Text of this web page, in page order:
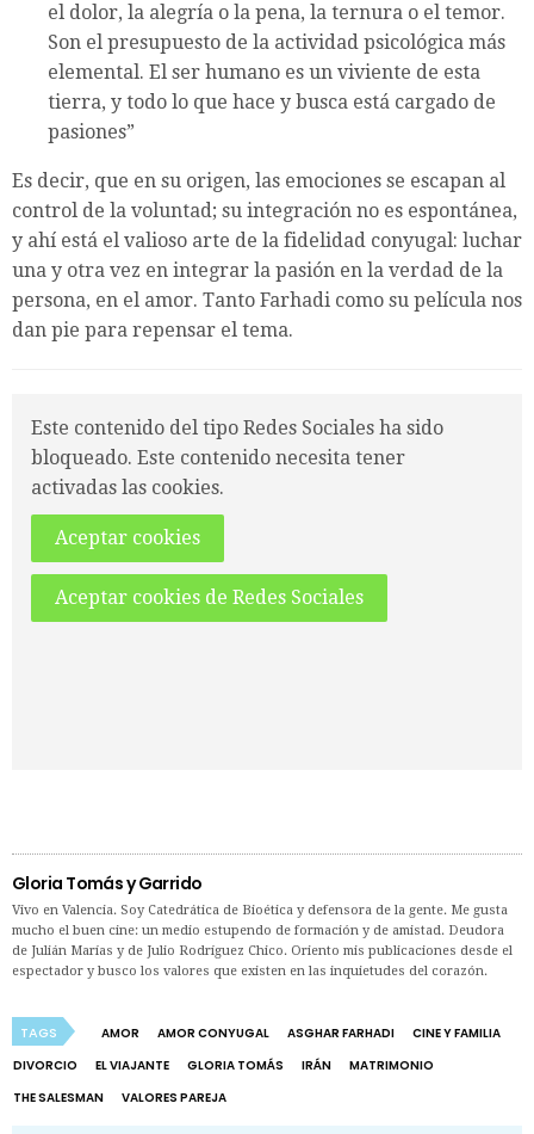
el dolor, la alegría o la pena, la ternura o el temor.
Son el presupuesto de la actividad psicológica más
elemental. El ser humano es un viviente de esta
tierra, y todo lo que hace y busca está cargado de
pasiones”
Es decir, que en su origen, las emociones se escapan al
control de la voluntad; su integración no es espontánea,
y ahí está el valioso arte de la fidelidad conyugal: luchar
una y otra vez en integrar la pasión en la verdad de la
persona, en el amor. Tanto Farhadi como su película nos
dan pie para repensar el tema.
Este contenido del tipo Redes Sociales ha sido
bloqueado. Este contenido necesita tener
activadas las cookies.
Aceptar cookies
Aceptar cookies de Redes Sociales
Gloria Tomás y Garrido
Vivo en Valencia. Soy Catedrática de Bioética y defensora de la gente. Me gusta
mucho el buen cine: un medio estupendo de formación y de amistad. Deudora
de Julián Marías y de Julio Rodríguez Chico. Oriento mis publicaciones desde el
espectador y busco los valores que existen en las inquietudes del corazón.
TAGS AMOR AMOR CONYUGAL ASGHAR FARHADI
CINE Y FAMILIA
DIVORCIO
EL VIAJANTE GLORIA TOMÁS IRÁN
MATRIMONIO
THE SALESMAN
VALORES PAREJA